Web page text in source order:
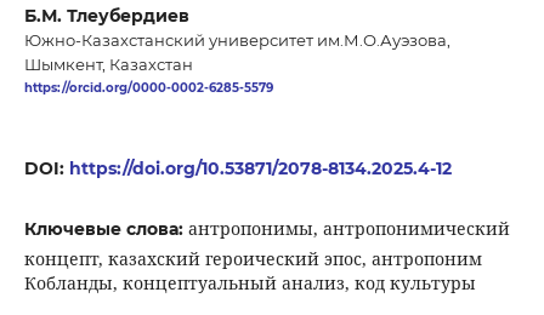
Б.М. Тлеубердиев
Южно-Казахстанский университет им.М.О.Ауэзова,
Шымкент, Казахстан
https://orcid.org/0000-0002-6285-5579
DOI: https://doi.org/10.53871/2078-8134.2025.4-12
Ключевые слова: антропонимы, антропонимический
концепт, казахский героический эпос, антропоним
Кобланды, концептуальный анализ, код культуры